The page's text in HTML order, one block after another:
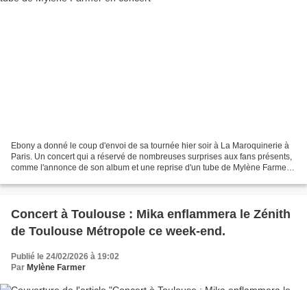
Ebony a donné le coup d'envoi de sa tournée hier soir à La Maroquinerie à
Paris. Un concert qui a réservé de nombreuses surprises aux fans présents,
comme l'annonce de son album et une reprise d'un tube de Mylène Farmer.
Concert à Toulouse : Mika enflammera le Zénith
de Toulouse Métropole ce week-end.
Publié le 24/02/2026 à 19:02
Par Mylène Farmer